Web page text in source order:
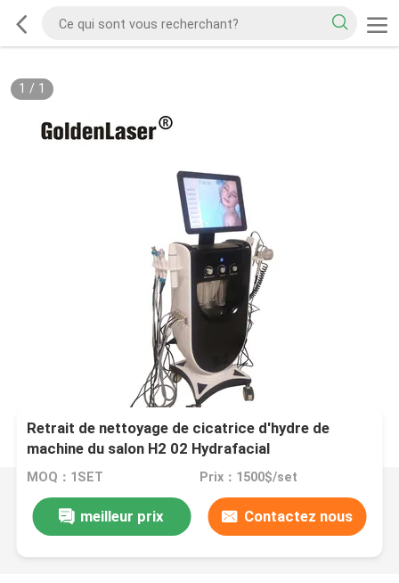
1 / 1
Retrait de nettoyage de cicatrice d'hydre de
machine du salon H2 02 Hydrafacial
Microdermabrasion
MOQ：1SET Prix：1500$/set
meilleur prix Contactez nous